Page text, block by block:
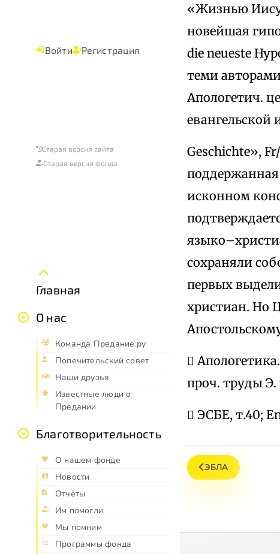
Войти Регистрация
Старая версия сайта
Старая версия фонда
Главная
О нас
Команда Предание.ру
Попечительский совет
Наши друзья
Известные люди о
Предании
Благотворительность
О нашем фонде
Новости
Отчёты
Им помогли
Мы помним
Программы фонда
«Жизнью
новейшая
die neueste
теми
Апологетич.
евангельской
Geschichte»,
исконном
сохраняли
первых
христиан. Но

проч. труды
 ЭСБЕ, т.40;
ЭБЛА